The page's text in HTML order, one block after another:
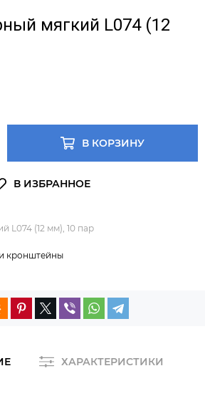
мягкий L074 (12
В КОРЗИНУ
L074 (12 мм), 10 пар
кронштейны
ХАРАКТЕРИСТИКИ